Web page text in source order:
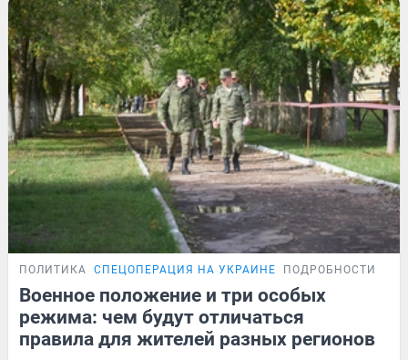
ПОЛИТИКА СПЕЦОПЕРАЦИЯ НА УКРАИНЕ ПОДРОБНОСТИ
Военное положение и три особых
режима: чем будут отличаться
правила для жителей разных регионов